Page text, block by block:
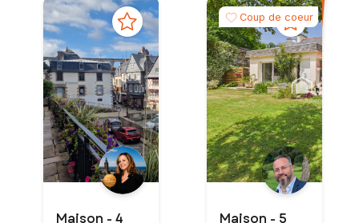
Maison - 4
Coup de coeur
Maison - 5